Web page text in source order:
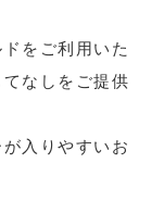
をご利用いた
なしをご提供
入りやすいお